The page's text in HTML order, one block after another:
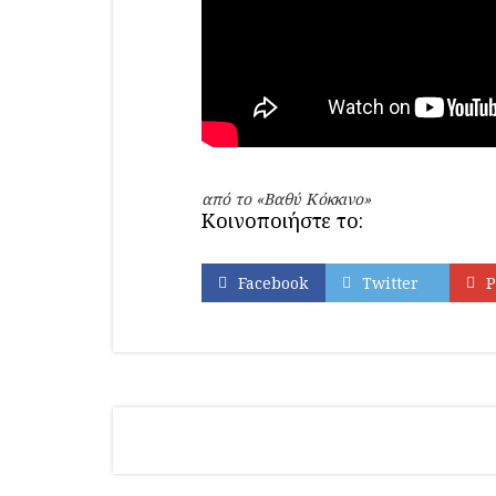
από το «Βαθύ Κόκκινο»
Κοινοποιήστε το:
Facebook Twitter